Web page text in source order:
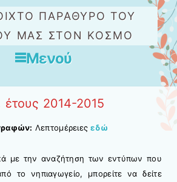
ΠΑΡΆΘΥΡΟ ΤΟΥ
ΜΑΣ ΣΤΟΝ ΚΌΣΜΟ
Μενού
2014-2015
Λεπτομέρειες εδώ
με την αναζήτηση των εντύπων που
το νηπιαγωγείο, μπορείτε να δείτε